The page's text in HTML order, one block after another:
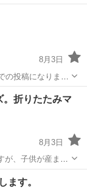
き約12cm（着脱
8月3日
の投稿になりま
たまれてるから真
の上に布団を敷い
。折りたたみマ
8月3日
。 引渡し先
ル
ます。